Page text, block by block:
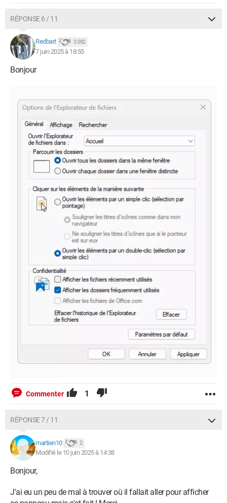
RÉPONSE 6 / 11
Redbart 3 382
7 juin 2025 à 18:55
Bonjour
Commenter 1
RÉPONSE 7 / 11
martien10 2
Modifié le 10 juin 2025 à 14:38
Bonjour,
J'ai eu un peu de mal à trouver où il fallait aller pour afficher